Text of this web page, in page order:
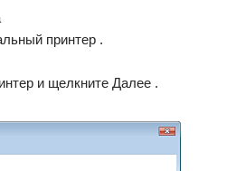
принтер .
и щелкните Далее .